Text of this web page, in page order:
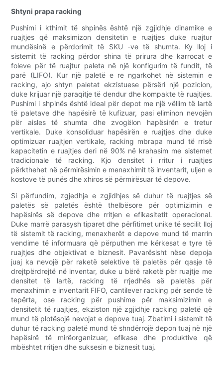
Shtyni prapa racking
Pushimi i kthimit të shpinës është një zgjidhje dinamike e
ruajtjes që maksimizon densitetin e ruajtjes duke ruajtur
mundësinë e përdorimit të SKU -ve të shumta. Ky lloj i
sistemit të racking përdor shina të prirura dhe karrocat e
foleve për të ruajtur paleta në një konfigurim të fundit, të
parë (LIFO). Kur një paletë e re ngarkohet në sistemin e
racking, ajo shtyn paletat ekzistuese përsëri një pozicion,
duke krijuar një paraqitje të dendur dhe kompakte të ruajtjes.
Pushimi i shpinës është ideal për depot me një vëllim të lartë
të paletave dhe hapësirë të kufizuar, pasi eliminon nevojën
për aisles të shumta dhe zvogëlon hapësirën e tretur
vertikale. Duke konsoliduar hapësirën e ruajtjes dhe duke
optimizuar ruajtjen vertikale, racking mbrapa mund të rrisë
kapacitetin e ruajtjes deri në 90% në krahasim me sistemet
tradicionale të racking. Kjo densitet i rritur i ruajtjes
përkthehet në përmirësimin e menaxhimit të inventarit, uljen e
kostove të punës dhe xhiros së përmirësuar të depove.
Si përfundim, zgjedhja e zgjidhjes së duhur të ruajtjes së
paletës së paletës është thelbësore për optimizimin e
hapësirës së depove dhe rritjen e efikasitetit operacional.
Duke marrë parasysh tiparet dhe përfitimet unike të secilit lloj
të sistemit të racking, menaxherët e depove mund të marrin
vendime të informuara që përputhen me kërkesat e tyre të
ruajtjes dhe objektivat e biznesit. Pavarësisht nëse depoja
juaj ka nevojë për raketë selektive të paletës për qasje të
drejtpërdrejtë në inventar, duke u bërë raketë për ruajtje me
densitet të lartë, racking të rrjedhës së paletës për
menaxhimin e inventarit FIFO, cantilever racking për sende të
tepërta, ose racking për pushime për maksimizimin e
densitetit të ruajtjes, ekziston një zgjidhje racking paletë që
mund të plotësojë nevojat e depove tuaj. Zbatimi i sistemit të
duhur të racking paletë mund të shndërrojë depon tuaj në një
hapësirë të mirëorganizuar, efikase dhe produktive që
mbështet rritjen dhe suksesin e biznesit tuaj.